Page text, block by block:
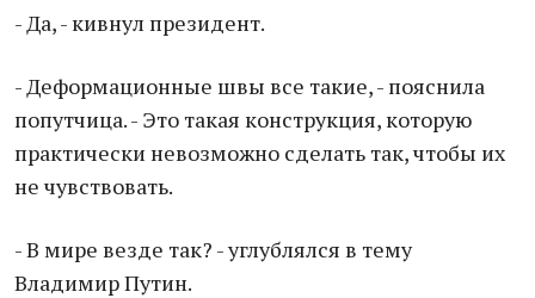
- Да, - кивнул президент.
- Деформационные швы все такие, - пояснила
попутчица. - Это такая конструкция, которую
практически невозможно сделать так, чтобы их
не чувствовать.
- В мире везде так? - углублялся в тему
Владимир Путин.